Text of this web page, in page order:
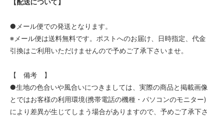
【配送について】
●メール便での発送となります。
※メール便は送料無料です。ポストへのお届け、日時指定、代金
引換はご利用いただけませんので予めご了承下さいませ。
【 備考 】
●生地の色合いや風合いにつきましては、実際の商品と掲載画像
とではお客様の利用環境(携帯電話の機種・パソコンのモニター)
により差異が生じてしまう場合がありますので、予めご了承下さ